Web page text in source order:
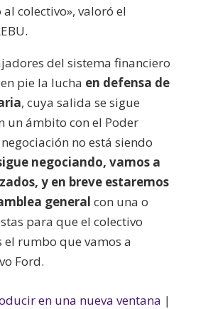
colectivo», valoró el
del sistema financiero
pie la lucha en defensa de
, cuya salida se sigue
un ámbito con el Poder
no está siendo
negociando, vamos a
y en breve estaremos
general con una o
para que el colectivo
el rumbo que vamos a
Ford.
en una nueva ventana |